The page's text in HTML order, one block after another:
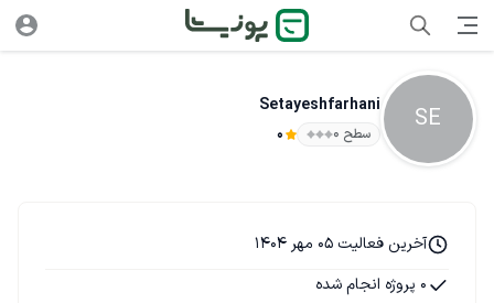
SE
Setayeshfarhani
سطح ۰ 0
آخرین فعالیت 05 مهر 1404
0 پروژه انجام شده